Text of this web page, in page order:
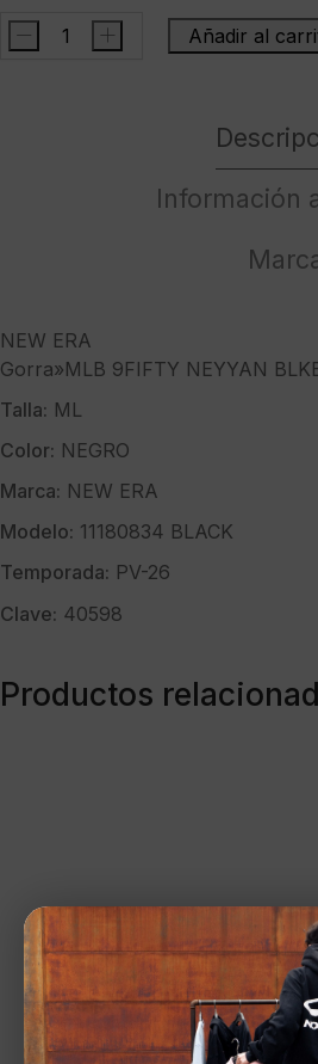
NEW
- + Añadir al
Información
NEW ERA
Gorra»MLB 9FIFTY NEYYAN
Talla: ML
Color: NEGRO
Marca: NEW ERA
Modelo: 11180834 BLACK
Temporada: PV-26
Clave: 40598
Productos